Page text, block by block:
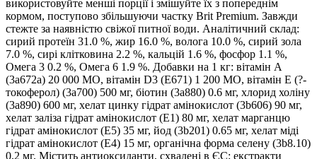
використовуйте менші порції і змішуйте їх з попереднім
кормом, поступово збільшуючи частку Brit Premium. Завжди
стежте за наявністю свіжої питної води. Аналітичний склад:
сирий протеїн 31.0 %, жир 16.0 %, волога 10.0 %, сирий зола
7.0 %, сирі клітковина 2.2 %, кальцій 1.6 %, фосфор 1.1 %,
Омега 3 0.2 %, Омега 6 1.9 %. Добавки на 1 кг: вітамін A
(3a672a) 20 000 МО, вітамін D3 (E671) 1 200 МО, вітамін E (?-
токоферол) (3a700) 500 мг, біотин (3a880) 0.6 мг, хлорид холіну
(3a890) 600 мг, хелат цинку гідрат амінокислот (3b606) 90 мг,
хелат заліза гідрат амінокислот (E1) 80 мг, хелат марганцю
гідрат амінокислот (E5) 35 мг, йод (3b201) 0.65 мг, хелат міді
гідрат амінокислот (E4) 15 мг, органічна форма селену (3b8.10)
0.2 мг. Містить антиоксиданти, схвалені в ЄС: екстракти